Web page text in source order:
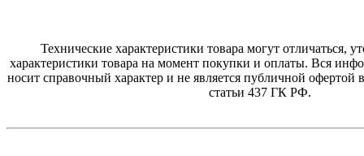
Технические характеристики товара могут отличаться,
характеристики товара на момент покупки и оплаты. Вся
носит справочный характер и не является публичной офертой
статьи 437 ГК РФ.